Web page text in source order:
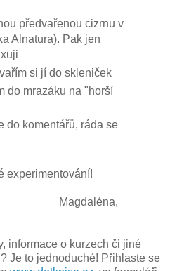
předvařenou cizrnu v
Alnatura). Pak jen
si jí do skleniček
do mrazáku na "horší
do komentářů, ráda se
experimentování!
informace o kurzech či jiné
Je to jednoduché! Přihlaste se